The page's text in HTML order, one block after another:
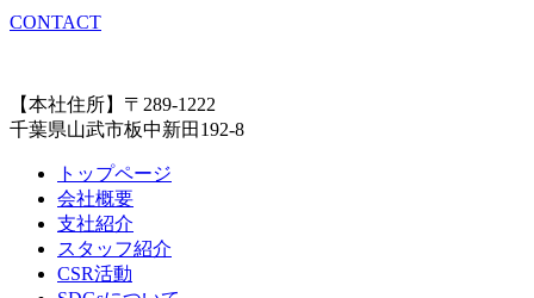
CONTACT
【本社住所】〒289-1222
千葉県山武市板中新田192-8
トップページ
会社概要
支社紹介
スタッフ紹介
CSR活動